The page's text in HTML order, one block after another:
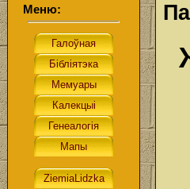
Меню: